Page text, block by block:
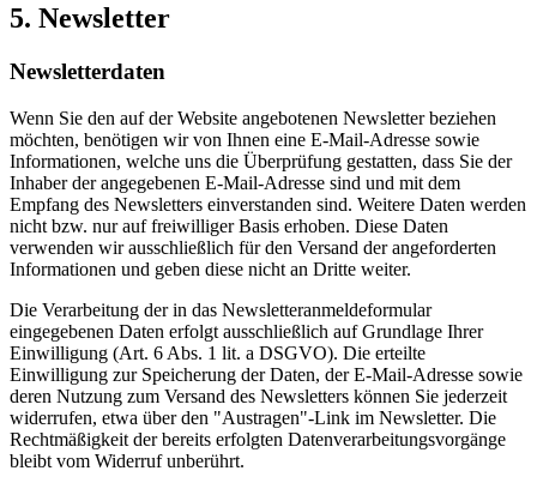
5. Newsletter
Newsletterdaten
Wenn Sie den auf der Website angebotenen Newsletter beziehen
möchten, benötigen wir von Ihnen eine E-Mail-Adresse sowie
Informationen, welche uns die Überprüfung gestatten, dass Sie der
Inhaber der angegebenen E-Mail-Adresse sind und mit dem
Empfang des Newsletters einverstanden sind. Weitere Daten werden
nicht bzw. nur auf freiwilliger Basis erhoben. Diese Daten
verwenden wir ausschließlich für den Versand der angeforderten
Informationen und geben diese nicht an Dritte weiter.
Die Verarbeitung der in das Newsletteranmeldeformular
eingegebenen Daten erfolgt ausschließlich auf Grundlage Ihrer
Einwilligung (Art. 6 Abs. 1 lit. a DSGVO). Die erteilte
Einwilligung zur Speicherung der Daten, der E-Mail-Adresse sowie
deren Nutzung zum Versand des Newsletters können Sie jederzeit
widerrufen, etwa über den "Austragen"-Link im Newsletter. Die
Rechtmäßigkeit der bereits erfolgten Datenverarbeitungsvorgänge
bleibt vom Widerruf unberührt.